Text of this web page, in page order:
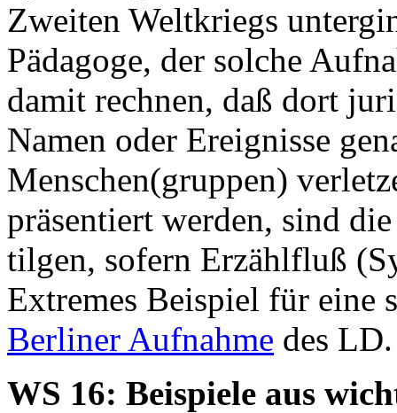
Zweiten Weltkriegs
Pädagoge, der solche
damit rechnen, daß dort
Namen oder Ereignisse
Menschen(gruppen)
präsentiert werden, sind
tilgen, sofern Erzählfluß
Extremes Beispiel für eine
Berliner Aufnahme des LD.
WS 16: Beispiele aus